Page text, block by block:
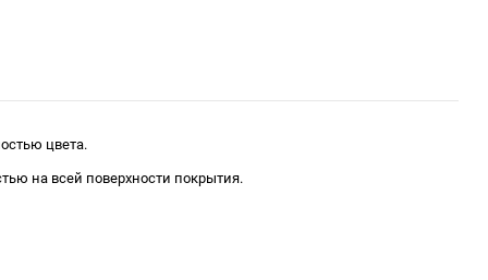
цвета.
на всей поверхности покрытия.